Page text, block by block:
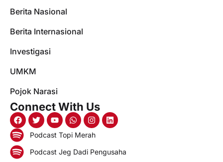
Berita Nasional
Berita Internasional
Investigasi
UMKM
Pojok Narasi
Connect With Us
Podcast Topi Merah
Podcast Jeg Dadi Pengusaha